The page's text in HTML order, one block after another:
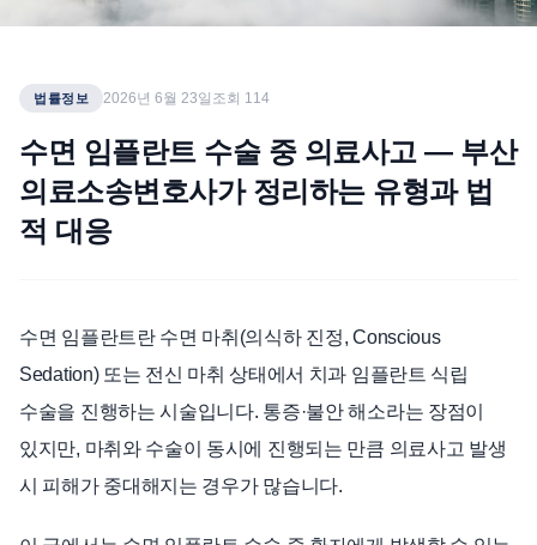
업무분야
전체
소식/자료
언론보도
법률정보 2026년 6월 23일 조회 114
수면 임플란트 수술 중 의료사고 — 부산
의료소송변호사가 정리하는 유형과 법
적 대응
수면 임플란트란 수면 마취(의식하 진정, Conscious
Sedation) 또는 전신 마취 상태에서 치과 임플란트 식립
수술을 진행하는 시술입니다. 통증·불안 해소라는 장점이
있지만, 마취와 수술이 동시에 진행되는 만큼 의료사고 발생
시 피해가 중대해지는 경우가 많습니다.